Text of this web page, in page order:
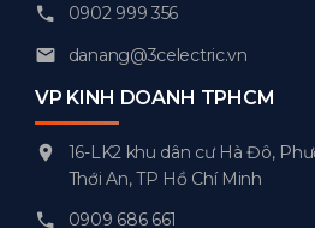
0902 999 356
danang@3celectric.vn
VP KINH DOANH TPHCM
16-LK2 khu dân cư Hà Đô,
Thới An, TP Hồ Chí Minh
0909 686 661